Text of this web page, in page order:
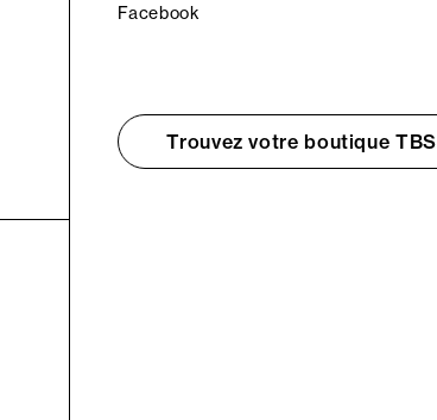
Facebook
Trouvez votre boutique TBS